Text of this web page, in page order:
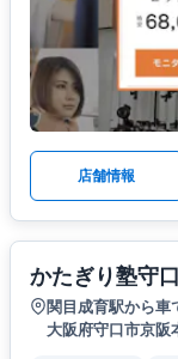
店舗情報
かたぎり塾守
関目成育駅から車
大阪府守口市京